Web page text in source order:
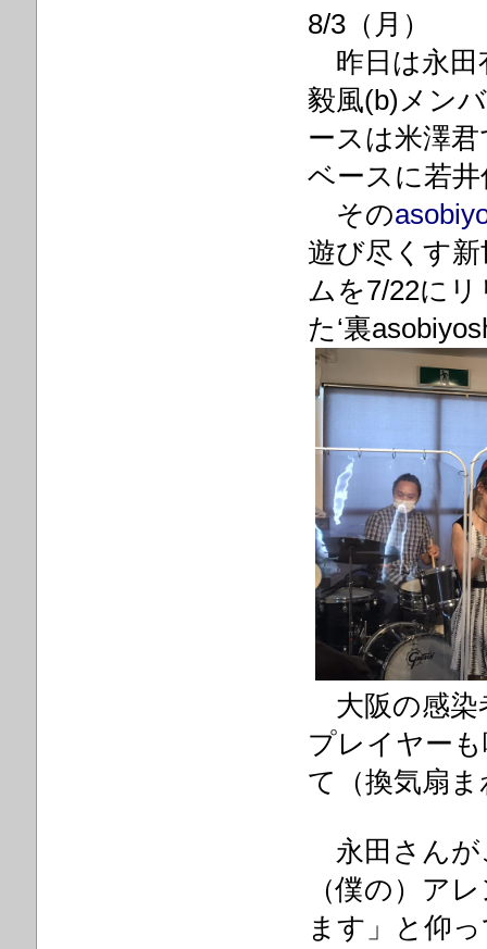
8/3（月）
昨日は永田
毅風(b)メン
ースは米澤
ベースに若
その
遊び尽くす
ムを7/22に
た‘裏
大阪の感染
プレイヤー
て（換気扇
永田さんが
（僕の）ア
ます」と仰